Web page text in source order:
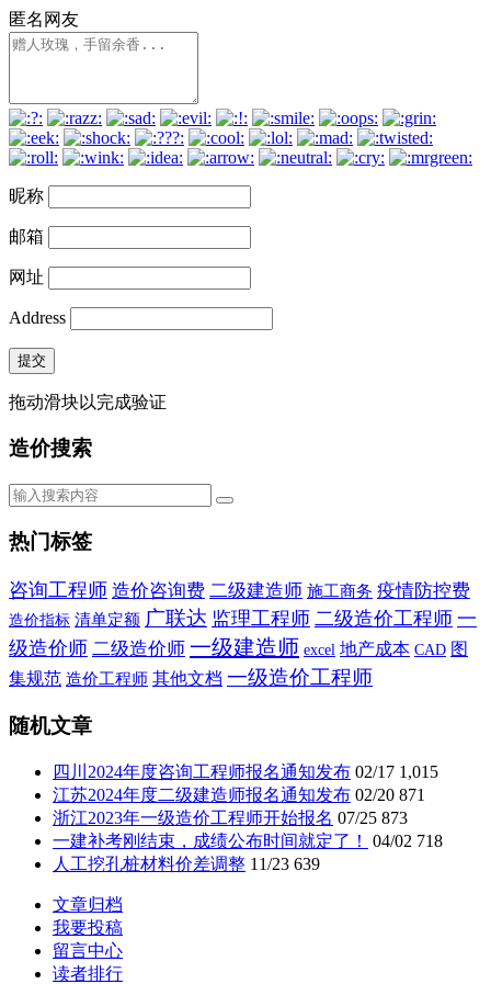
匿名网友
昵称
邮箱
网址
Address
提交
拖动滑块以完成验证
造价搜索
热门标签
咨询工程师 造价咨询费 二级建造师 施工商务 疫情防控费
造价指标 清单定额 广联达 监理工程师 二级造价工程师 一
级造价师 二级造价师 一级建造师 excel 地产成本 CAD 图
集规范 造价工程师 其他文档 一级造价工程师
随机文章
四川2024年度咨询工程师报名通知发布 02/17 1,015
江苏2024年度二级建造师报名通知发布 02/20 871
浙江2023年一级造价工程师开始报名 07/25 873
一建补考刚结束，成绩公布时间就定了！
04/02 718
人工挖孔桩材料价差调整 11/23 639
文章归档
我要投稿
留言中心
读者排行